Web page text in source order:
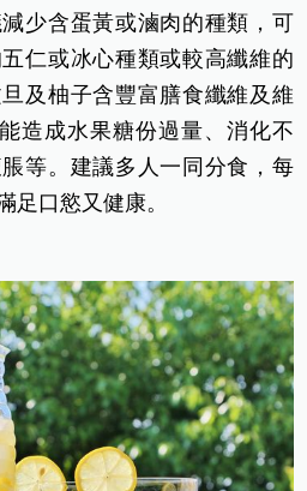
少含蛋黃或滷肉的種類，可
仁或冰心種類或較高纖維的
及柚子含豐富膳食纖維及維
造成水果糖份過量、消化不
等。建議多人一同分食，每
足口慾又健康。